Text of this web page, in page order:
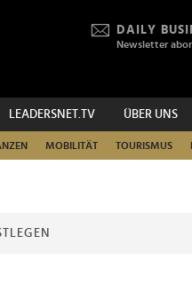
DAILY
Newsletter
LEADERSNET.TV ÜBER UNS
MOBILITÄT TOURISMUS